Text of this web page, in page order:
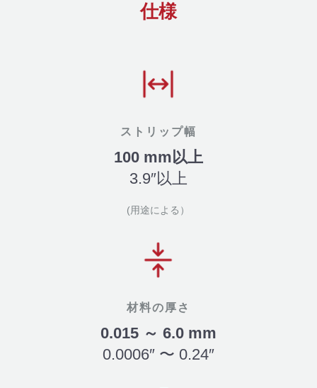
仕様
ストリップ幅
100 mm以上
3.9″以上
(用途による）
材料の厚さ
0.015 ～ 6.0 mm
0.0006″ 〜 0.24″